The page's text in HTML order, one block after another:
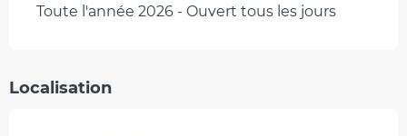
Toute l'année 2026 - Ouvert tous les jours
Localisation